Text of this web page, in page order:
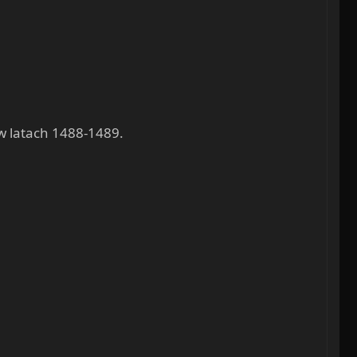
latach 1488-1489.